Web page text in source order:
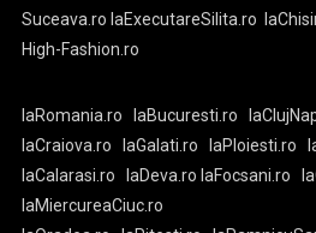
Suceava.ro laExecutareSilita.ro
High-Fashion.ro
laRomania.ro laBucuresti.ro
laCraiova.ro
laGalati.ro laPloiesti.ro
laCalarasi.ro
laDeva.ro laFocsani.ro
laMiercureaCiuc.ro